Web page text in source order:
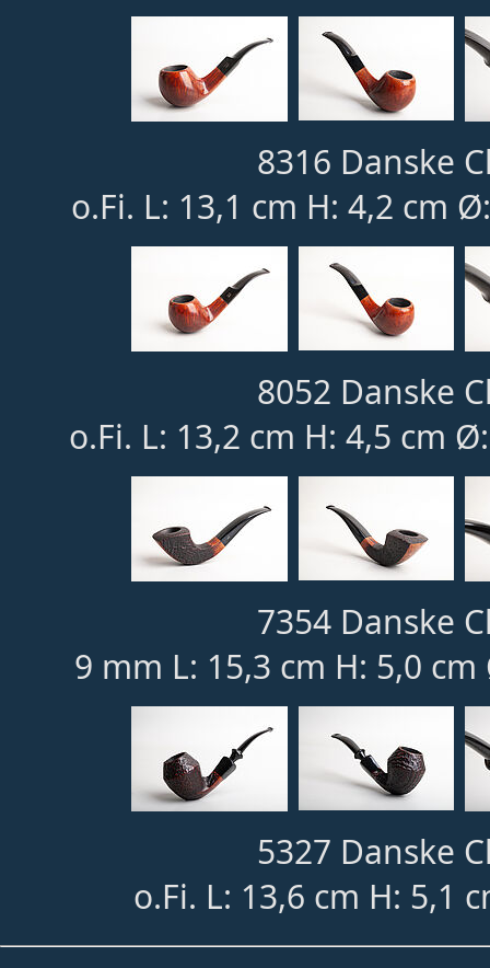
8316 Danske
o.Fi. L: 13,1 cm H: 4,2 cm
8052 Danske
o.Fi. L: 13,2 cm H: 4,5 cm
7354 Danske
9 mm L: 15,3 cm H: 5,0
5327 Danske
o.Fi. L: 13,6 cm H: 5,1